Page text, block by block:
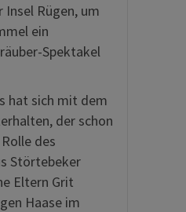
Insel Rügen, um
ein
Spektakel
hat sich mit dem
der schon
des
Störtebeker
Eltern Grit
Haase im